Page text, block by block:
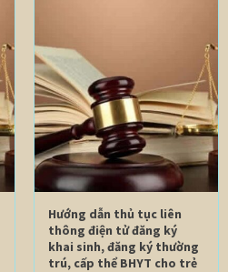
Hướng dẫn thủ tục liên
thông điện tử đăng ký
khai sinh, đăng ký thường
trú, cấp thể BHYT cho trẻ